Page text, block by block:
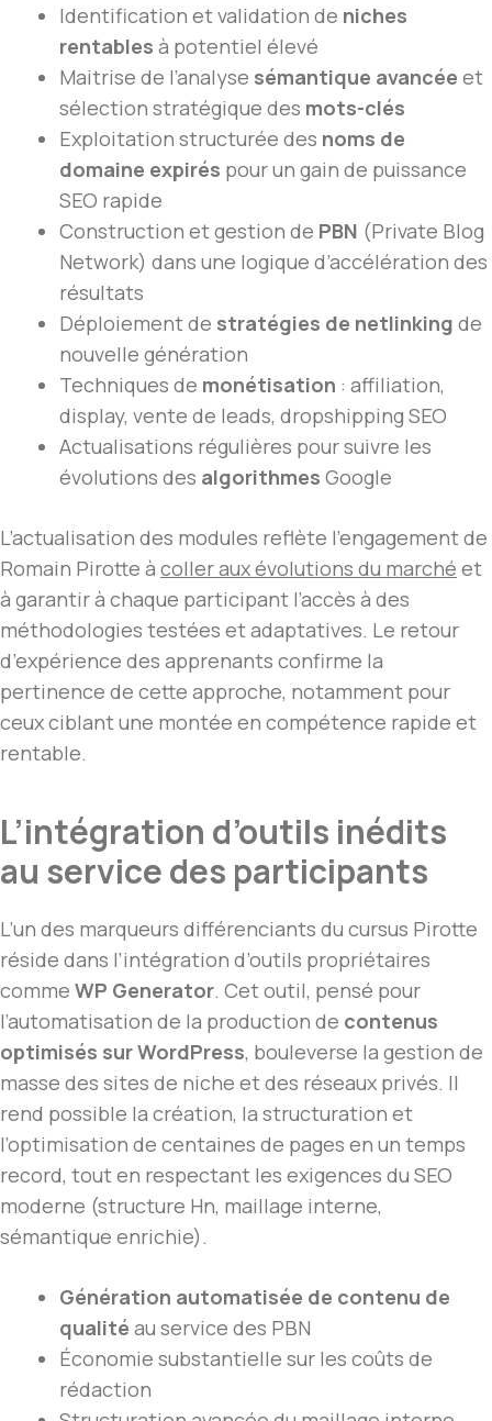
Identification et validation de niches
rentables à potentiel élevé
Maitrise de l’analyse sémantique avancée et
sélection stratégique des mots-clés
Exploitation structurée des noms de
domaine expirés pour un gain de puissance
SEO rapide
Construction et gestion de PBN (Private Blog
Network) dans une logique d’accélération des
résultats
Déploiement de stratégies de netlinking de
nouvelle génération
Techniques de monétisation : affiliation,
display, vente de leads, dropshipping SEO
Actualisations régulières pour suivre les
évolutions des algorithmes Google
L’actualisation des modules reflète l’engagement de
Romain Pirotte à coller aux évolutions du marché et
à garantir à chaque participant l’accès à des
méthodologies testées et adaptatives. Le retour
d’expérience des apprenants confirme la
pertinence de cette approche, notamment pour
ceux ciblant une montée en compétence rapide et
rentable.
L’intégration d’outils inédits
au service des participants
L’un des marqueurs différenciants du cursus Pirotte
réside dans l’intégration d’outils propriétaires
comme WP Generator. Cet outil, pensé pour
l’automatisation de la production de contenus
optimisés sur WordPress, bouleverse la gestion de
masse des sites de niche et des réseaux privés. Il
rend possible la création, la structuration et
l’optimisation de centaines de pages en un temps
record, tout en respectant les exigences du SEO
moderne (structure Hn, maillage interne,
sémantique enrichie).
Génération automatisée de contenu de
qualité au service des PBN
Économie substantielle sur les coûts de
rédaction